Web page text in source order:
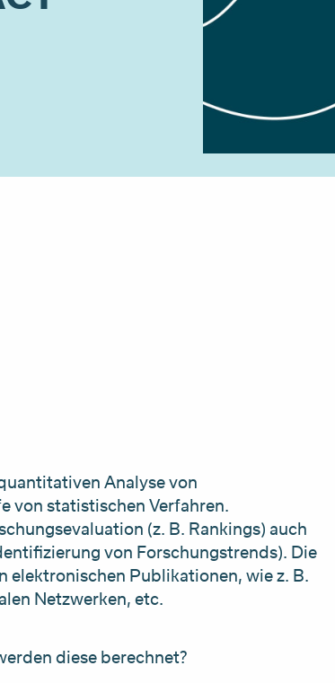
Analyse von
von statistischen Verfahren.
(z. B. Rankings) auch
von Forschungstrends). Die
Publikationen, wie z. B.
Netzwerken, etc.
diese berechnet?